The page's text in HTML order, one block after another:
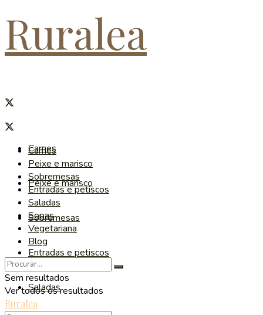
Ruralea
Carnes
Peixe e marisco
Sobremesas
Entradas e petiscos
Saladas
Carnes
Peixe e marisco
Sobremesas
Entradas e petiscos
Saladas
Sopas
Vegetariana
Blog
Sem resultados
Ver todos os resultados
Ruralea